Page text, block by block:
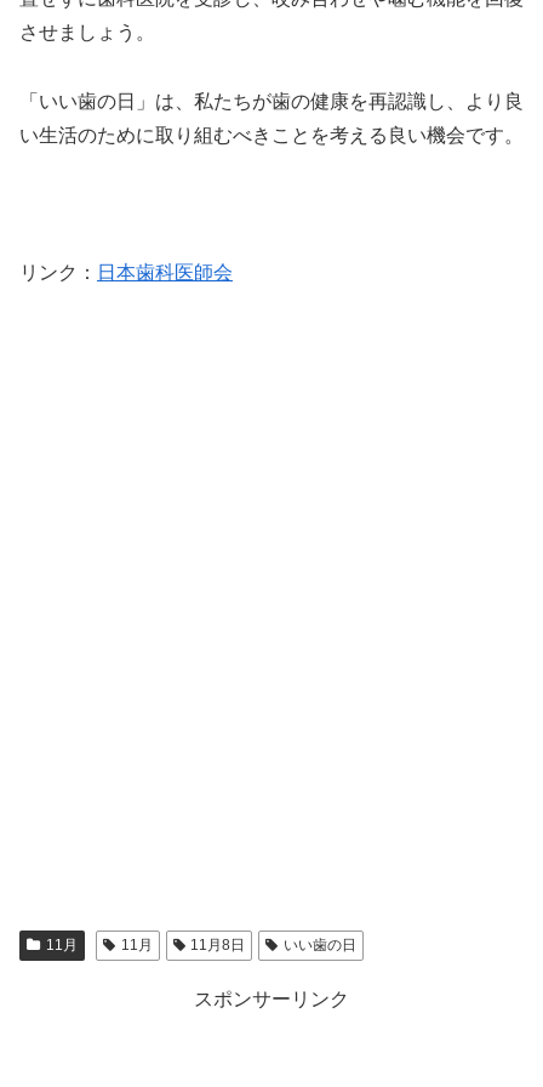
させましょう。
「いい歯の日」は、私たちが歯の健康を再認識し、より良
い生活のために取り組むべきことを考える良い機会です。
リンク ： 日本歯科医師会
11月 11月 11月8日 いい歯の日
スポンサーリンク